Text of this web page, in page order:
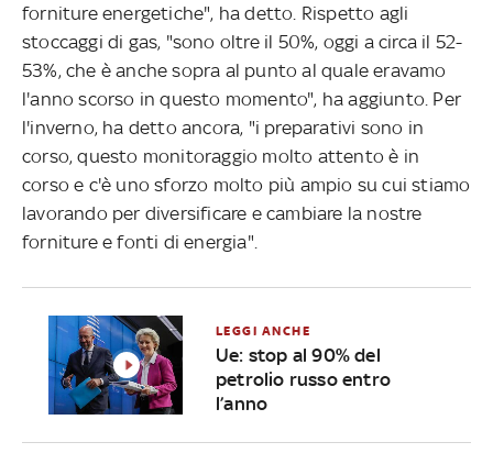
forniture energetiche", ha detto. Rispetto agli
stoccaggi di gas, "sono oltre il 50%, oggi a circa il 52-
53%, che è anche sopra al punto al quale eravamo
l'anno scorso in questo momento", ha aggiunto. Per
l'inverno, ha detto ancora, "i preparativi sono in
corso, questo monitoraggio molto attento è in
corso e c'è uno sforzo molto più ampio su cui stiamo
lavorando per diversificare e cambiare la nostre
forniture e fonti di energia".
LEGGI ANCHE
Ue: stop al 90% del
petrolio russo entro
l’anno